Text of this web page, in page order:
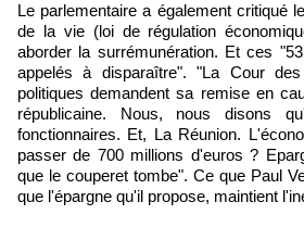
Le parlementaire a également critiqué
de la vie (loi de régulation
aborder la surrémunération. Et ces
appelés à disparaître". "La Cour
politiques demandent sa remise en
républicaine. Nous, nous disons
fonctionnaires. Et, La Réunion.
passer de 700 millions d'euros ?
que le couperet tombe". Ce que Paul
que l'épargne qu'il propose, maintient